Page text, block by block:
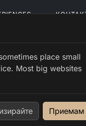
place small
Most big websites
Приемам